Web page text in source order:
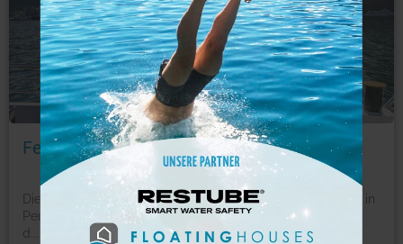
Foto: © booking.com
Fewo an der Seepromenade
Die Fewo an der Seepromenade empfängt Sie am Strand in
Pertisau. Die Unterkunft bietet kostenfreies WLAN. In
d